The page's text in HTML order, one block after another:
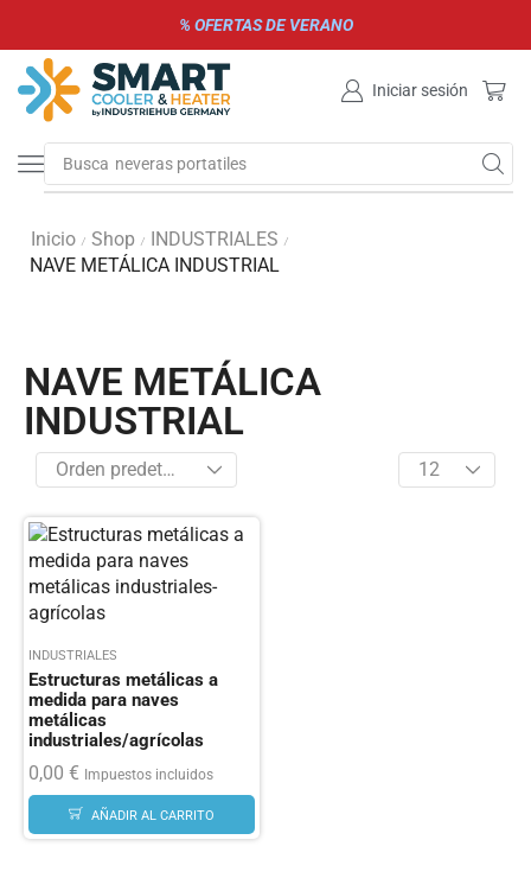
% OFERTAS DE VERANO
Iniciar sesión
Busca neveras portatiles
Inicio / Shop / INDUSTRIALES /
NAVE METÁLICA INDUSTRIAL
NAVE METÁLICA
INDUSTRIAL
INDUSTRIALES
Estructuras metálicas a
medida para naves
metálicas
industriales/agrícolas
0,00 € Impuestos incluidos
AÑADIR AL CARRITO